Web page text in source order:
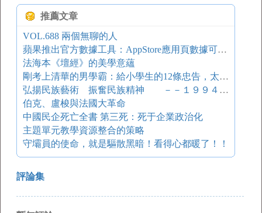
推薦文章
VOL.688 兩個無聊的人
蘋果推出官方數據工具：AppStore應用頁數據可監測，造假產業要忙了..
法海本《壇經》的美學意蘊
剛考上清華的男學霸：給小學生的12條忠告，太有用了！（送給身邊的家長）
弘揚民族藝術 振奮民族精神 －－１９９４年１２月２７日紀念梅蘭芳、周信芳誕辰 １００周年時在中南海懷仁堂舉行的座談會上的講話
伯克、盧梭與法國大革命
中國民企死亡全書 第三死：死于企業政治化
主題單元教學資源整合的策略
守壩員的使命，就是驅散黑暗！看得心都暖了！！
評論集